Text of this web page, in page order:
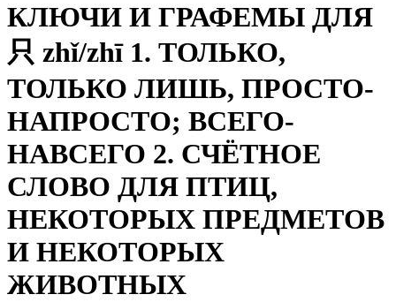
КЛЮЧИ И ГРАФЕМЫ ДЛЯ
只 zhǐ/zhī 1. ТОЛЬКО,
ТОЛЬКО ЛИШЬ, ПРОСТО-
НАПРОСТО; ВСЕГО-
НАВСЕГО 2. СЧЁТНОЕ
СЛОВО ДЛЯ ПТИЦ,
НЕКОТОРЫХ ПРЕДМЕТОВ
И НЕКОТОРЫХ
ЖИВОТНЫХ